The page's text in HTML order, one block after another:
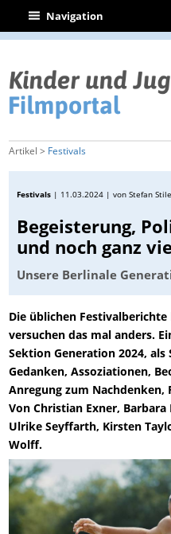
| Navigation
Artikel > Festivals
Festivals | 11.03.2024 | von Stefan
Begeisterung,
und noch ganz
Unsere Berlinale
Die üblichen
versuchen das mal anders.
Sektion Generation 2024,
Gedanken, Assoziationen,
Anregung zum Nachdenken,
Von Christian Exner,
Ulrike Seyffarth, Kirsten
Wolff.